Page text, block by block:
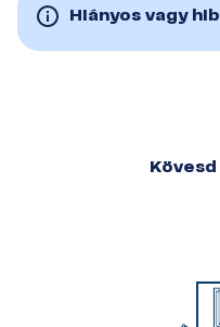
Hiányos vagy